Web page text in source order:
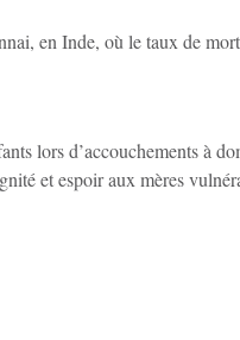
en Inde, où le taux de
lors d’accouchements à
et espoir aux mères